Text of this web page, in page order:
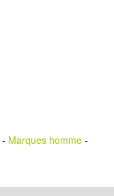
- Marques homme -